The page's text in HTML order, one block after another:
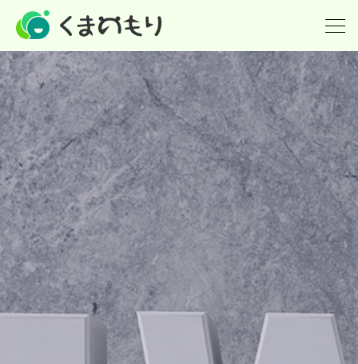
ホーム
英会話(小学生)
英検
個別指導の塾
派遣(英語教師の派遣)
講師紹介
What's new！